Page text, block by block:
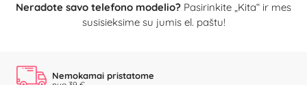
Neradote savo telefono modelio? Pasirinkite „Kita“ ir mes
susisieksime su jumis el. paštu!
Nemokamai pristatome